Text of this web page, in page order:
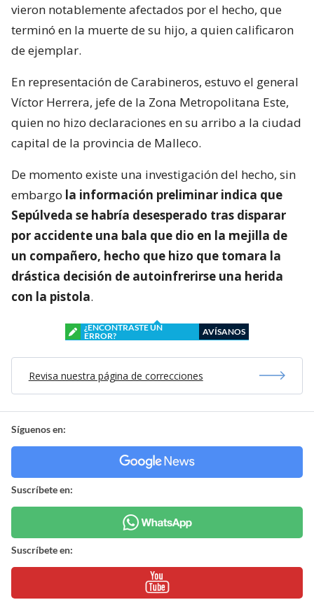
vieron notablemente afectados por el hecho, que
terminó en la muerte de su hijo, a quien calificaron
de ejemplar.
En representación de Carabineros, estuvo el general
Víctor Herrera, jefe de la Zona Metropolitana Este,
quien no hizo declaraciones en su arribo a la ciudad
capital de la provincia de Malleco.
De momento existe una investigación del hecho, sin
embargo la información preliminar indica que
Sepúlveda se habría desesperado tras disparar
por accidente una bala que dio en la mejilla de
un compañero, hecho que hizo que tomara la
drástica decisión de autoinfrerirse una herida
con la pistola.
¿ENCONTRASTE UN
ERROR?
AVÍSANOS
Revisa nuestra página de correcciones
Síguenos en:
Suscríbete en:
Suscríbete en: